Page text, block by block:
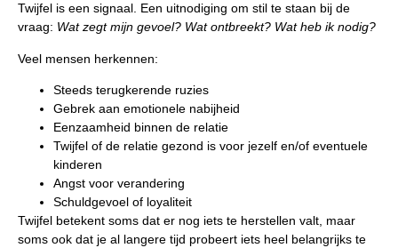
Twijfel is een signaal. Een uitnodiging om stil te staan bij de
vraag: Wat zegt mijn gevoel? Wat ontbreekt? Wat heb ik nodig?
Veel mensen herkennen:
Steeds terugkerende ruzies
Gebrek aan emotionele nabijheid
Eenzaamheid binnen de relatie
Twijfel of de relatie gezond is voor jezelf en/of eventuele
kinderen
Angst voor verandering
Schuldgevoel of loyaliteit
Twijfel betekent soms dat er nog iets te herstellen valt, maar
soms ook dat je al langere tijd probeert iets heel belangrijks te